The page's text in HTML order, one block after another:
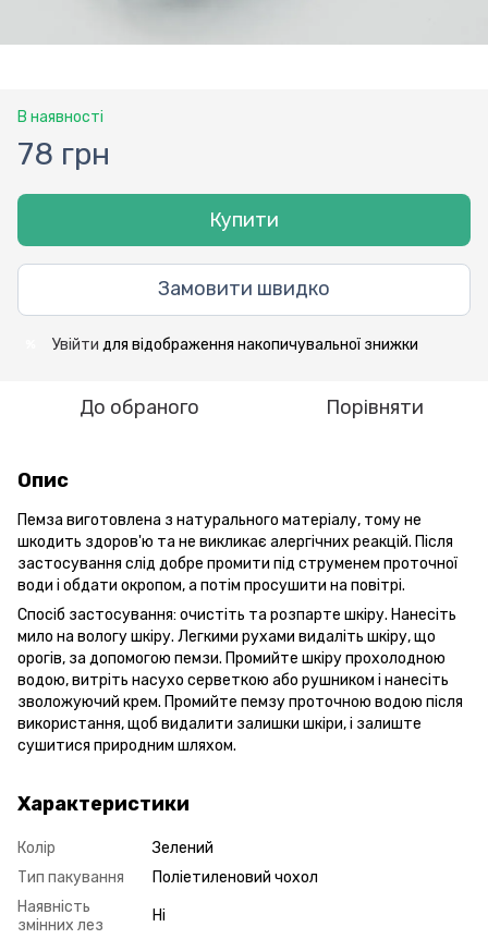
В наявності
78 грн
Купити
Замовити швидко
Увійти для відображення накопичувальної знижки
До обраного Порівняти
Опис
Пемза виготовлена з натурального матеріалу, тому не
шкодить здоров'ю та не викликає алергічних реакцій. Після
застосування слід добре промити під струменем проточної
води і обдати окропом, а потім просушити на повітрі.
Спосіб застосування: очистіть та розпарте шкіру. Нанесіть
мило на вологу шкіру. Легкими рухами видаліть шкіру, що
орогів, за допомогою пемзи. Промийте шкіру прохолодною
водою, витріть насухо серветкою або рушником і нанесіть
зволожуючий крем. Промийте пемзу проточною водою після
використання, щоб видалити залишки шкіри, і залиште
сушитися природним шляхом.
Характеристики
Колір
Зелений
Тип пакування
Поліетиленовий чохол
Наявність
змінних лез
Ні